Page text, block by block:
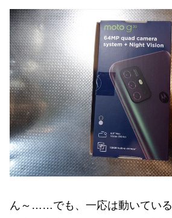
ん～……でも、一応は動いてい